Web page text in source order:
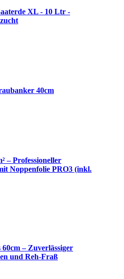
XL - 10 Ltr -
40cm
– Professioneller
Noppenfolie PRO3 (inkl.
60cm – Zuverlässiger
und Reh-Fraß